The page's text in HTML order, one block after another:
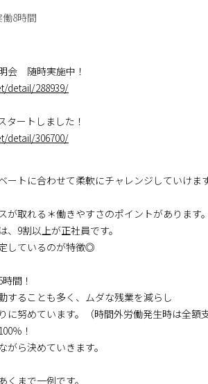
働8時間
会 随時実施中！
detail/288939/
ートしました！
detail/306700/
ートに合わせて柔軟にチャレンジしていけま
が取れる＊働きやすさのポイントがあります
、9割以上が正社員です。
しているのが特徴◎
間！
することも多く、ムダな残業を減らし
に努めています。（時間外労働発生時は全額
％！
ら決めていきます。
まで一例です。